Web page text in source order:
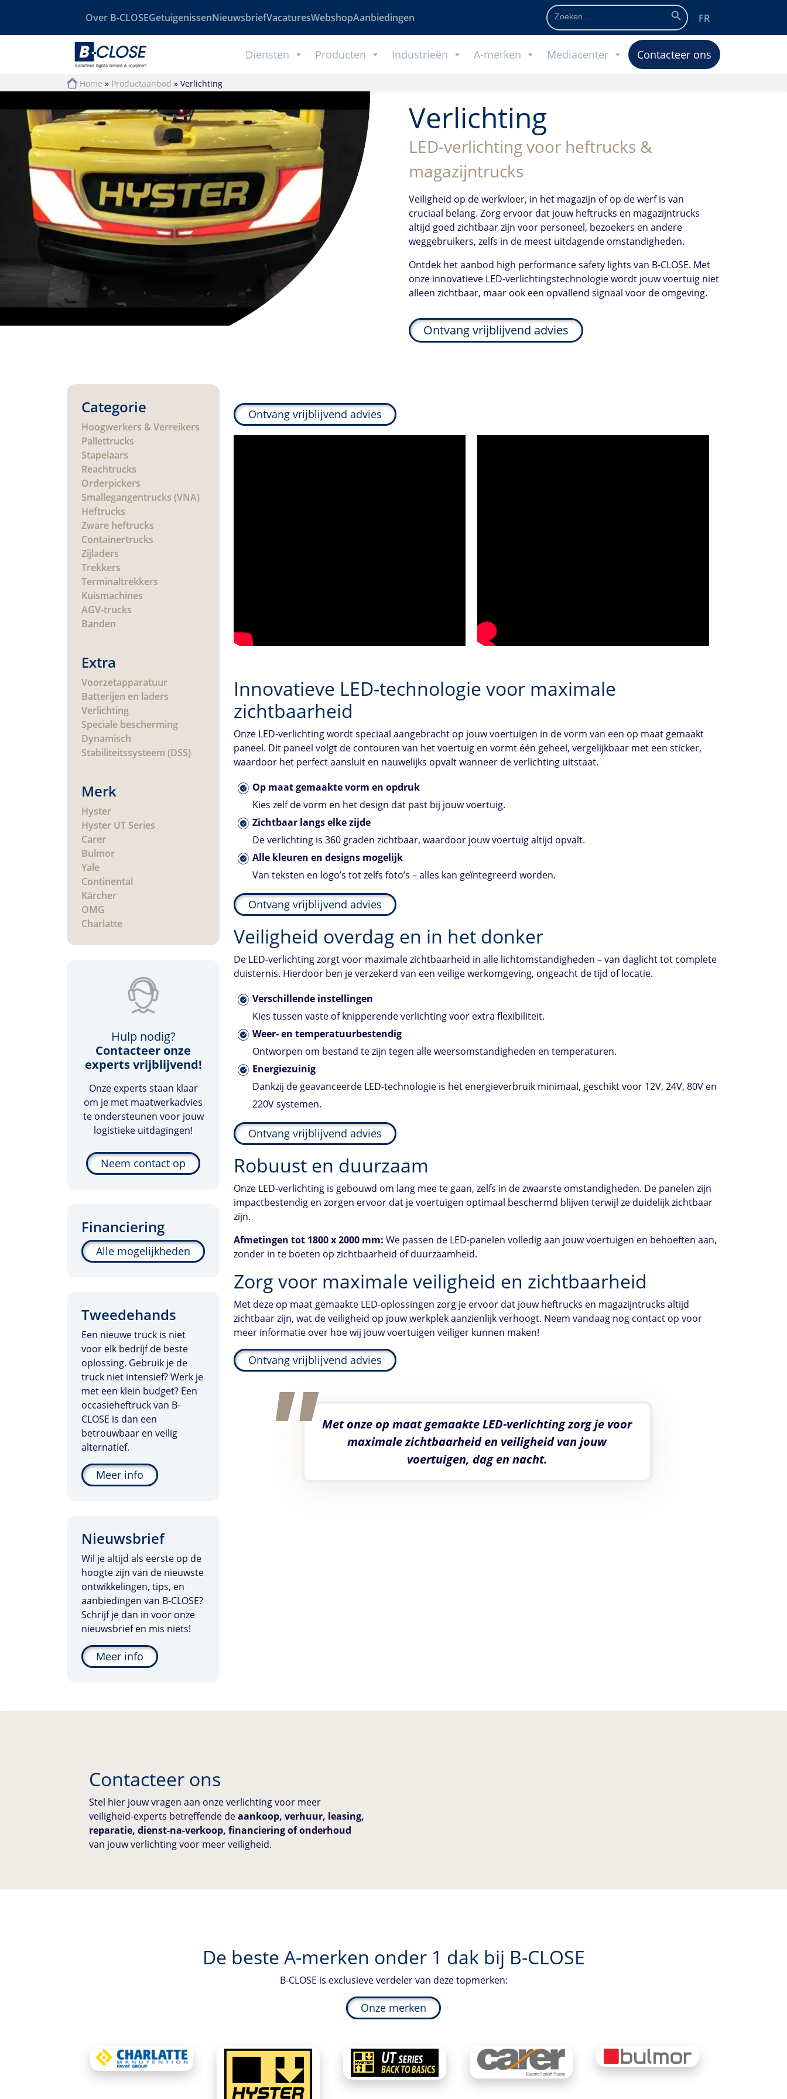
Over B-CLOSEGetuigenissenNieuwsbriefVacaturesWebshopAanbiedingen
Zoek
naar:
Zoekknop
FR
Diensten Producten Industrieën A-merken Mediacenter Contacteer ons
Home » Productaanbod » Verlichting
Verlichting
LED-verlichting voor heftrucks &
magazijntrucks
Veiligheid op de werkvloer, in het magazijn of op de werf is van
cruciaal belang. Zorg ervoor dat jouw heftrucks en magazijntrucks
altijd goed zichtbaar zijn voor personeel, bezoekers en andere
weggebruikers, zelfs in de meest uitdagende omstandigheden.
Ontdek het aanbod high performance safety lights van B-CLOSE. Met
onze innovatieve LED-verlichtingstechnologie wordt jouw voertuig niet
alleen zichtbaar, maar ook een opvallend signaal voor de omgeving.
Ontvang vrijblijvend advies
Ontvang vrijblijvend advies
Innovatieve LED-technologie voor maximale
zichtbaarheid
Onze LED-verlichting wordt speciaal aangebracht op jouw voertuigen in de vorm van een op maat gemaakt
paneel. Dit paneel volgt de contouren van het voertuig en vormt één geheel, vergelijkbaar met een sticker,
waardoor het perfect aansluit en nauwelijks opvalt wanneer de verlichting uitstaat.
Op maat gemaakte vorm en opdruk
Kies zelf de vorm en het design dat past bij jouw voertuig.
Zichtbaar langs elke zijde
De verlichting is 360 graden zichtbaar, waardoor jouw voertuig altijd opvalt.
Alle kleuren en designs mogelijk
Van teksten en logo’s tot zelfs foto’s – alles kan geïntegreerd worden.
Ontvang vrijblijvend advies
Veiligheid overdag en in het donker
De LED-verlichting zorgt voor maximale zichtbaarheid in alle lichtomstandigheden – van daglicht tot complete
duisternis. Hierdoor ben je verzekerd van een veilige werkomgeving, ongeacht de tijd of locatie.
Verschillende instellingen
Kies tussen vaste of knipperende verlichting voor extra flexibiliteit.
Weer- en temperatuurbestendig
Ontworpen om bestand te zijn tegen alle weersomstandigheden en temperaturen.
Energiezuinig
Dankzij de geavanceerde LED-technologie is het energieverbruik minimaal, geschikt voor 12V, 24V, 80V en
220V systemen.
Ontvang vrijblijvend advies
Robuust en duurzaam
Onze LED-verlichting is gebouwd om lang mee te gaan, zelfs in de zwaarste omstandigheden. De panelen zijn
impactbestendig en zorgen ervoor dat je voertuigen optimaal beschermd blijven terwijl ze duidelijk zichtbaar
zijn.
Afmetingen tot 1800 x 2000 mm: We passen de LED-panelen volledig aan jouw voertuigen en behoeften aan,
zonder in te boeten op zichtbaarheid of duurzaamheid.
Zorg voor maximale veiligheid en zichtbaarheid
Met deze op maat gemaakte LED-oplossingen zorg je ervoor dat jouw heftrucks en magazijntrucks altijd
zichtbaar zijn, wat de veiligheid op jouw werkplek aanzienlijk verhoogt. Neem vandaag nog contact op voor
meer informatie over hoe wij jouw voertuigen veiliger kunnen maken!
Ontvang vrijblijvend advies
Met onze op maat gemaakte LED-verlichting zorg je voor
maximale zichtbaarheid en veiligheid van jouw
voertuigen, dag en nacht.
Categorie
Hoogwerkers & Verreikers
Pallettrucks
Stapelaars
Reachtrucks
Orderpickers
Smallegangentrucks (VNA)
Heftrucks
Zware heftrucks
Containertrucks
Zijladers
Trekkers
Terminaltrekkers
Kuismachines
AGV-trucks
Banden
Extra
Voorzetapparatuur
Batterijen en laders
Verlichting
Speciale bescherming
Dynamisch
Stabiliteitssysteem (DSS)
Merk
Hyster
Hyster UT Series
Carer
Bulmor
Yale
Continental
Kärcher
OMG
Charlatte
Hulp nodig?
Contacteer onze
experts vrijblijvend!
Onze experts staan klaar
om je met maatwerkadvies
te ondersteunen voor jouw
logistieke uitdagingen!
Neem contact op
Financiering
Alle mogelijkheden
Tweedehands
Een nieuwe truck is niet
voor elk bedrijf de beste
oplossing. Gebruik je de
truck niet intensief? Werk je
met een klein budget? Een
occasieheftruck van B-
CLOSE is dan een
betrouwbaar en veilig
alternatief.
Meer info
Nieuwsbrief
Wil je altijd als eerste op de
hoogte zijn van de nieuwste
ontwikkelingen, tips, en
aanbiedingen van B-CLOSE?
Schrijf je dan in voor onze
nieuwsbrief en mis niets!
Meer info
Contacteer ons
Stel hier jouw vragen aan onze verlichting voor meer
veiligheid-experts betreffende deaankoop, verhuur, leasing,
reparatie, dienst-na-verkoop, financiering of onderhoud
van jouw verlichting voor meer veiligheid.
De beste A-merken onder 1 dak bij B-CLOSE
B-CLOSE is exclusieve verdeler van deze topmerken:
Onze merken